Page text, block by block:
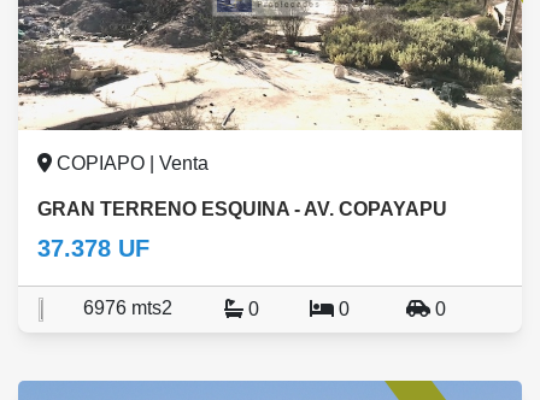
COPIAPO | Venta
GRAN TERRENO ESQUINA - AV. COPAYAPU
37.378 UF
6976 mts2 0 0 0